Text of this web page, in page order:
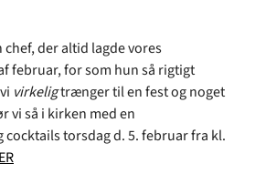
chef, der altid lagde vores
februar, for som hun så rigtigt
virkeligtrænger til en fest og noget
vi så i kirken med en
torsdag d. 5. februar fra kl.